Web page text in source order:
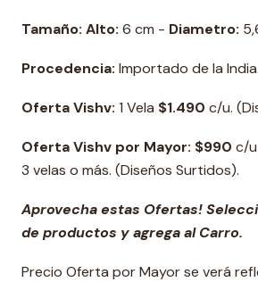
Tamaño: Alto: 6 cm - Diametro:
Procedencia: Importado de la India.
Oferta Vishv: 1 Vela $1.490 c/u.
Oferta Vishv por Mayor: $990 c/
3 velas o más. (Diseños Surtidos).
Aprovecha estas Ofertas!
de productos y agrega al Carro.
Precio Oferta por Mayor se verá